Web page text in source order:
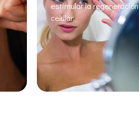
estimular la regeneración
celular.